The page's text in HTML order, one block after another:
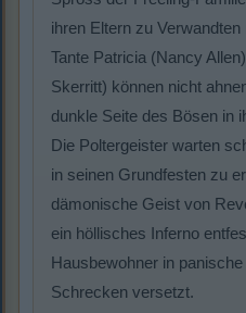
ihren Eltern zu
Tante Patricia (Nancy
Skerritt) können nicht
dunkle Seite des Bösen in
Die Poltergeister warten
in seinen Grundfesten zu
dämonische Geist von
ein höllisches Inferno
Hausbewohner in
Schrecken versetzt.